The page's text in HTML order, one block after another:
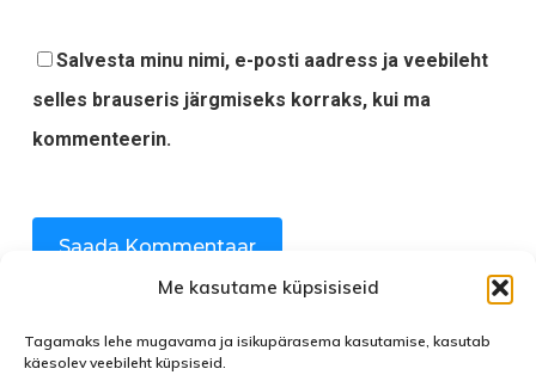
Me kasutame küpsisiseid
Tagamaks lehe mugavama ja isikupärasema kasutamise, kasutab
käesolev veebileht küpsiseid.
Salvesta minu nimi, e-posti aadress ja veebileht
selles brauseris järgmiseks korraks, kui ma
kommenteerin.